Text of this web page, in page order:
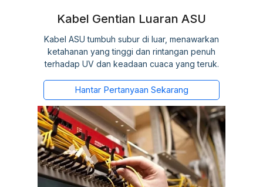
Kabel Gentian Luaran ASU
Kabel ASU tumbuh subur di luar, menawarkan
ketahanan yang tinggi dan rintangan penuh
terhadap UV dan keadaan cuaca yang teruk.
Hantar Pertanyaan Sekarang